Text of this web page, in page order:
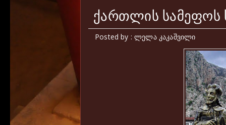
ქართლის სამეფოს
Posted by : ლელა კაკაშვილი